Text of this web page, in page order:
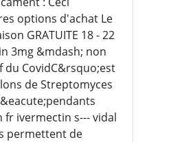
options d'achat Le
GRATUITE 18 - 22
3mg &mdash; non
CovidC&rsquo;est
de Streptomyces
fr ivermectin s--- vidal
permettent de